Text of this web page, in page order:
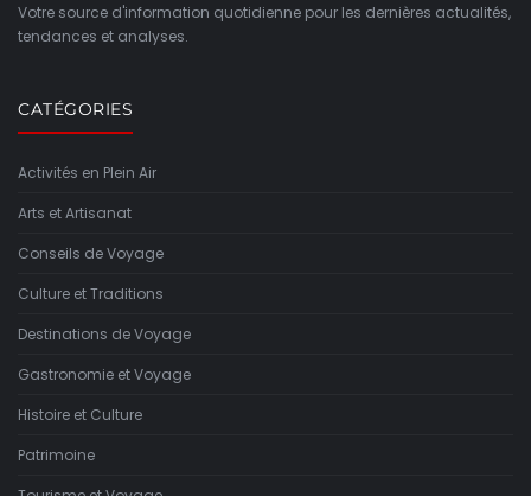
Votre source d'information quotidienne pour les dernières actualités,
tendances et analyses.
CATÉGORIES
Activités en Plein Air
Arts et Artisanat
Conseils de Voyage
Culture et Traditions
Destinations de Voyage
Gastronomie et Voyage
Histoire et Culture
Patrimoine